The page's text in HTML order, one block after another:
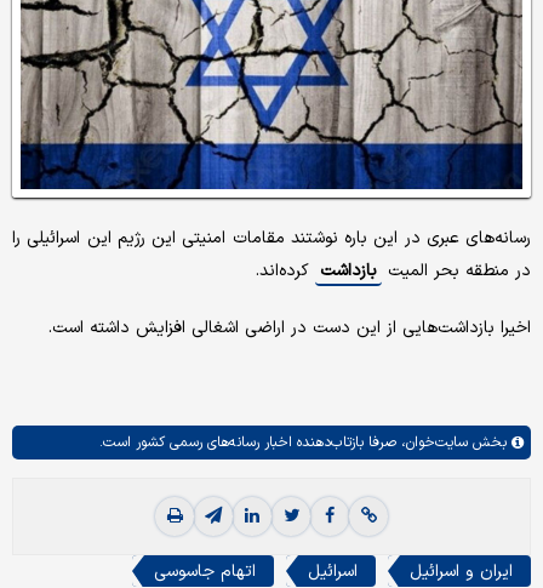
رسانه‌های عبری در این باره نوشتند مقامات امنیتی این رژیم این اسرائیلی را
در منطقه بحر المیت بازداشت کرده‌اند.
اخیرا بازداشت‌هایی از این دست در اراضی اشغالی افزایش داشته است.
بخش سایت‌خوان، صرفا بازتاب‌دهنده اخبار رسانه‌های رسمی کشور است.
ایران و اسرائیل اسرائیل اتهام جاسوسی